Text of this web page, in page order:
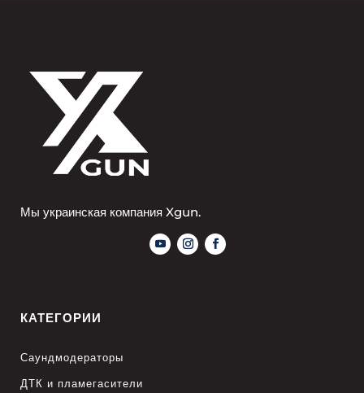
Мы украинская компания Xgun.
КАТЕГОРИИ
Саундмодераторы
ДТК и пламегасители